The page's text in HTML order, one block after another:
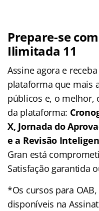
Prepare-se
Ilimitada 11
Assine agora e
plataforma que mais
públicos e, o melhor,
da plataforma:
X, Jornada do
e a Revisão
Gran está
Satisfação garantida
*Os cursos para OAB,
disponíveis na